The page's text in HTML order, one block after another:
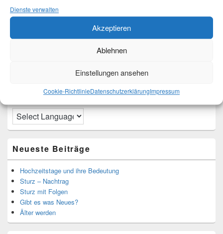
Dienste verwalten
Akzeptieren
Ablehnen
Einstellungen ansehen
Cookie-RichtlinieDatenschutzerklärungImpressum
Translate:
Neueste Beiträge
Hochzeitstage und ihre Bedeutung
Sturz – Nachtrag
Sturz mit Folgen
Gibt es was Neues?
Älter werden